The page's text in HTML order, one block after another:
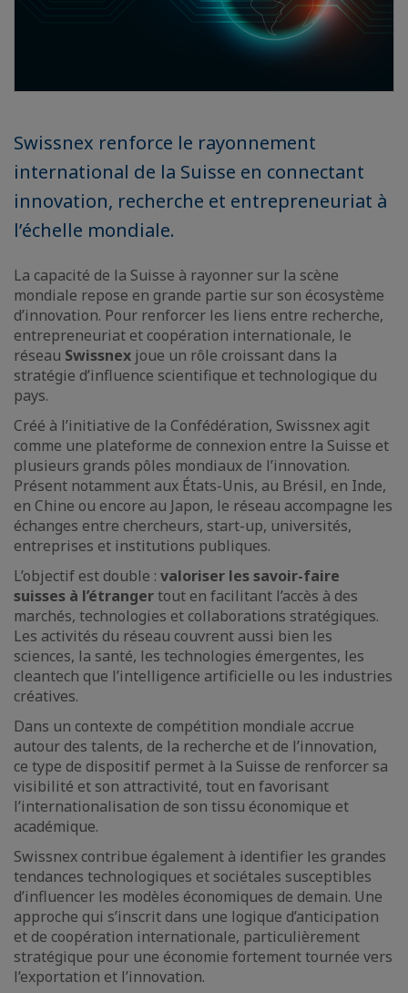
Swissnex renforce le rayonnement
international de la Suisse en connectant
innovation, recherche et entrepreneuriat à
l’échelle mondiale.
La capacité de la Suisse à rayonner sur la scène
mondiale repose en grande partie sur son écosystème
d’innovation. Pour renforcer les liens entre recherche,
entrepreneuriat et coopération internationale, le
réseau Swissnex joue un rôle croissant dans la
stratégie d’influence scientifique et technologique du
pays.
Créé à l’initiative de la Confédération, Swissnex agit
comme une plateforme de connexion entre la Suisse et
plusieurs grands pôles mondiaux de l’innovation.
Présent notamment aux États-Unis, au Brésil, en Inde,
en Chine ou encore au Japon, le réseau accompagne les
échanges entre chercheurs, start-up, universités,
entreprises et institutions publiques.
L’objectif est double : valoriser les savoir-faire
suisses à l’étrangertout en facilitant l’accès à des
marchés, technologies et collaborations stratégiques.
Les activités du réseau couvrent aussi bien les
sciences, la santé, les technologies émergentes, les
cleantech que l’intelligence artificielle ou les industries
créatives.
Dans un contexte de compétition mondiale accrue
autour des talents, de la recherche et de l’innovation,
ce type de dispositif permet à la Suisse de renforcer sa
visibilité et son attractivité, tout en favorisant
l’internationalisation de son tissu économique et
académique.
Swissnex contribue également à identifier les grandes
tendances technologiques et sociétales susceptibles
d’influencer les modèles économiques de demain. Une
approche qui s’inscrit dans une logique d’anticipation
et de coopération internationale, particulièrement
stratégique pour une économie fortement tournée vers
l’exportation et l’innovation.